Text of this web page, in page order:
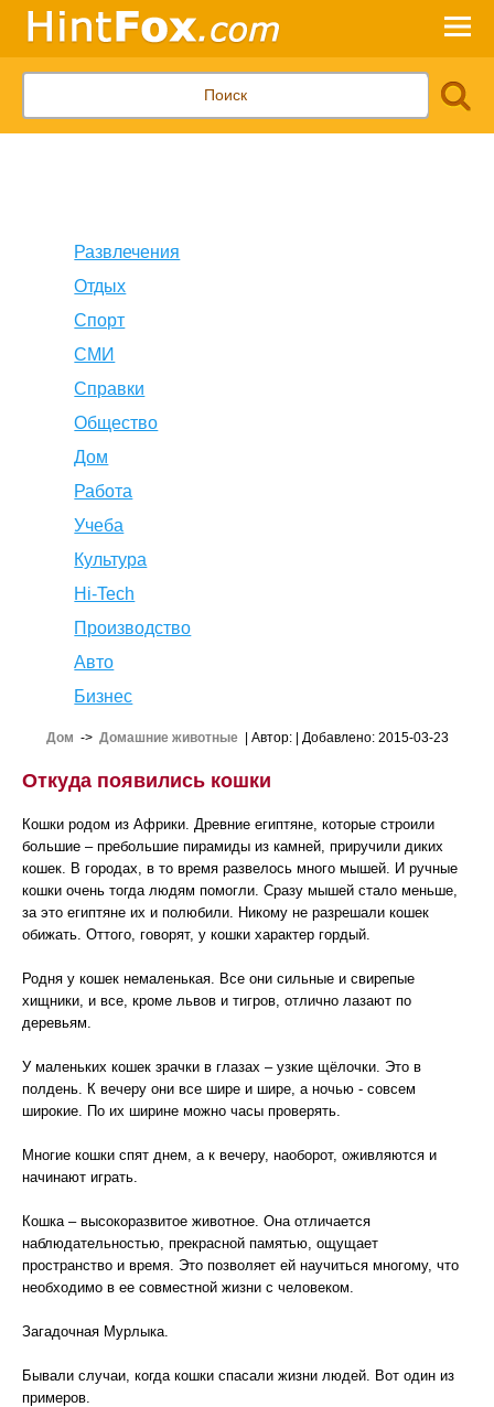
Развлечения
Отдых
Спорт
СМИ
Справки
Общество
Дом
Работа
Учеба
Культура
Hi-Tech
Производство
Авто
Бизнес
Дом -> Домашние животные| Автор: | Добавлено: 2015-03-23
Откуда появились кошки
Кошки родом из Африки. Древние египтяне, которые строили
большие – пребольшие пирамиды из камней, приручили диких
кошек. В городах, в то время развелось много мышей. И ручные
кошки очень тогда людям помогли. Сразу мышей стало меньше,
за это египтяне их и полюбили. Никому не разрешали кошек
обижать. Оттого, говорят, у кошки характер гордый.
Родня у кошек немаленькая. Все они сильные и свирепые
хищники, и все, кроме львов и тигров, отлично лазают по
деревьям.
У маленьких кошек зрачки в глазах – узкие щёлочки. Это в
полдень. К вечеру они все шире и шире, а ночью - совсем
широкие. По их ширине можно часы проверять.
Многие кошки спят днем, а к вечеру, наоборот, оживляются и
начинают играть.
Кошка – высокоразвитое животное. Она отличается
наблюдательностью, прекрасной памятью, ощущает
пространство и время. Это позволяет ей научиться многому, что
необходимо в ее совместной жизни с человеком.
Загадочная Мурлыка.
Бывали случаи, когда кошки спасали жизни людей. Вот один из
примеров.